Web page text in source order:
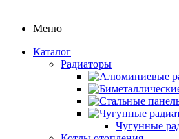
Меню
Каталог
Радиаторы
Чугунные